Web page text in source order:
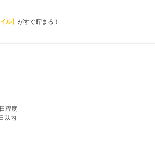
ル】 がすぐ貯まる！
程度
以内